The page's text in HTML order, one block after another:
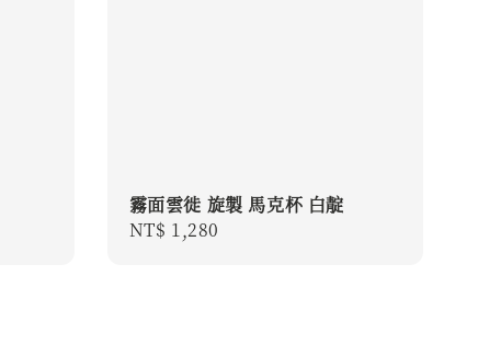
霧面雲徙 旋製 馬克杯 白靛
Regular
NT$ 1,280